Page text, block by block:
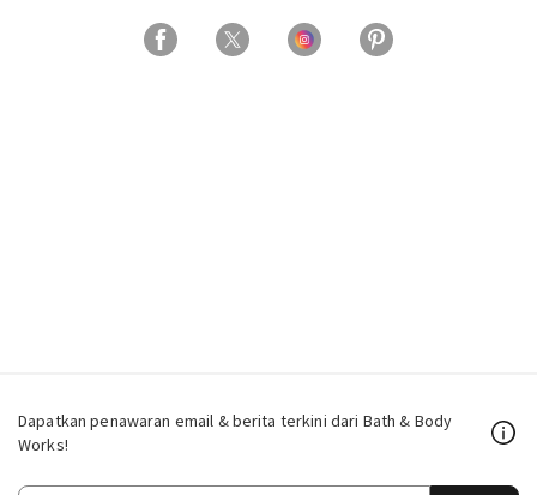
Dapatkan penawaran email & berita terkini dari Bath & Body
Works!